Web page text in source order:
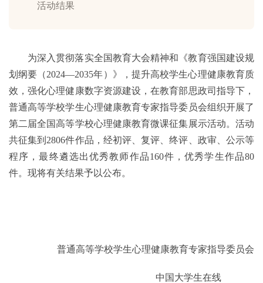
活动结果
为深入贯彻落实全国教育大会精神和《教育强国建设规
划纲要（2024—2035年）》，提升高校学生心理健康教育质
效，强化心理健康数字资源建设，在教育部思政司指导下，
普通高等学校学生心理健康教育专家指导委员会组织开展了
第二届全国高等学校心理健康教育微课征集展示活动。活动
共征集到2806件作品，经初评、复评、终评、政审、公示等
程序，最终遴选出优秀教师作品160件，优秀学生作品80
件。现将有关结果予以公布。
普通高等学校学生心理健康教育专家指导委员会
中国大学生在线